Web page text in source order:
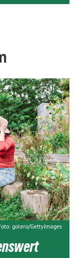
golero/GettyImages